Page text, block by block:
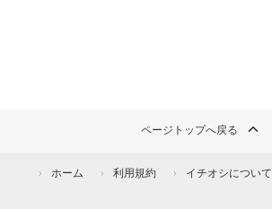
ページトップへ戻る
ホーム 利用規約 イチオシについて